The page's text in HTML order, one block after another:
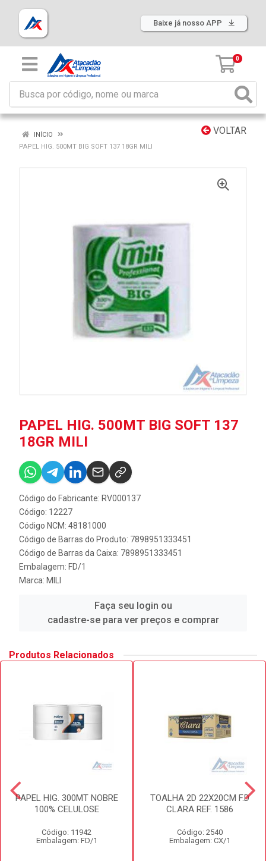
Baixe já nosso APP
0
VOLTAR
INÍCIO
PAPEL HIG. 500MT BIG SOFT 137 18GR MILI
PAPEL HIG. 500MT BIG SOFT 137
18GR MILI
Código do Fabricante: RV000137
Código: 12227
Código NCM: 48181000
Código de Barras do Produto: 7898951333451
Código de Barras da Caixa: 7898951333451
Embalagem: FD/1
Marca: MILI
Faça seu login ou
cadastre-se para ver preços e comprar
Produtos Relacionados
PAPEL HIG. 300MT NOBRE
100% CELULOSE
Código: 11942
Embalagem: FD/1
TOALHA 2D 22X20CM F.D
CLARA REF. 1586
Código: 2540
Embalagem: CX/1